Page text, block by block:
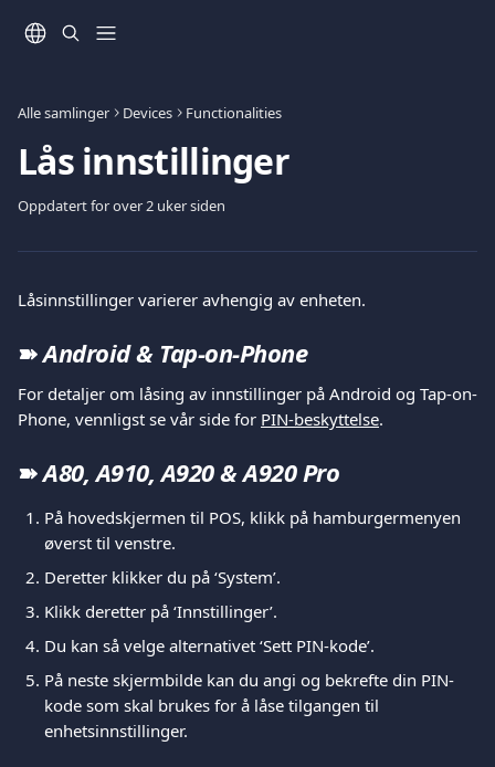
Alle samlinger Devices Functionalities
Lås innstillinger
Oppdatert for over 2 uker siden
Låsinnstillinger varierer avhengig av enheten.
➽ Android & Tap-on-Phone
For detaljer om låsing av innstillinger på Android og Tap-on-
Phone, vennligst se vår side for PIN-beskyttelse.
➽ A80, A910, A920 & A920 Pro
På hovedskjermen til POS, klikk på hamburgermenyen
øverst til venstre.
Deretter klikker du på ‘System’.
Klikk deretter på ‘Innstillinger’.
Du kan så velge alternativet ‘Sett PIN-kode’.
På neste skjermbilde kan du angi og bekrefte din PIN-
kode som skal brukes for å låse tilgangen til
enhetsinnstillinger.